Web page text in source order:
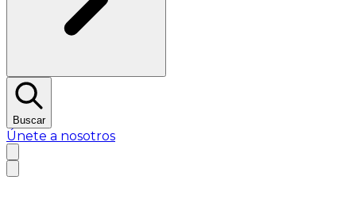
Buscar
Únete a nosotros